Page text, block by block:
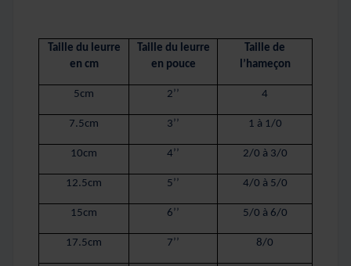
Taille du leurre
en cm
Taille du leurre
en pouce
Taille de
l’hameçon
5cm 2’’ 4
7.5cm 3’’ 1 à 1/0
10cm 4’’ 2/0 à 3/0
12.5cm 5’’ 4/0 à 5/0
15cm 6’’ 5/0 à 6/0
17.5cm 7’’ 8/0